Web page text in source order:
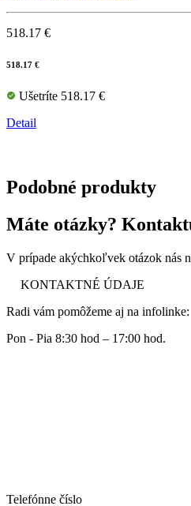
518.17 €
518.17 €
Ušetríte 518.17 €
Detail
Podobné produkty
Máte otázky?
V prípade akýchkoľvek otázok nás
KONTAKTNÉ ÚDAJE
Radi vám pomôžeme aj na infolinke:
Pon - Pia 8:30 hod – 17:00 hod.
Telefónne číslo